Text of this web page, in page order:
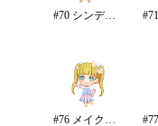
#70 シンデレラ・コレクション/カラー
#76 メイク・マイ・トレンド